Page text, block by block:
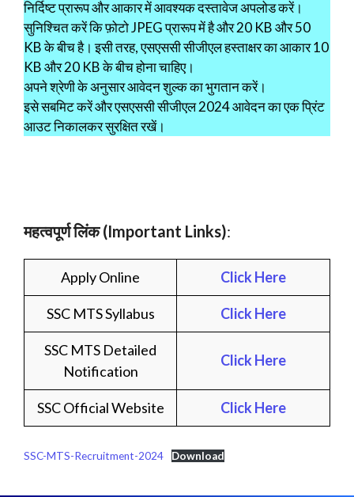
निर्दिष्ट प्रारूप और आकार में आवश्यक दस्तावेज अपलोड करें।
सुनिश्चित करें कि फ़ोटो JPEG प्रारूप में है और 20 KB और 50
KB के बीच है। इसी तरह, एसएससी सीजीएल हस्ताक्षर का आकार 10
KB और 20 KB के बीच होना चाहिए।
अपने श्रेणी के अनुसार आवेदन शुल्क का भुगतान करें।
इसे सबमिट करें और एसएससी सीजीएल 2024 आवेदन का एक प्रिंट
आउट निकालकर सुरक्षित रखें।
महत्वपूर्ण लिंक (Important Links):
Apply Online Click Here
SSC MTS Syllabus Click Here
SSC MTS Detailed
Notification
Click Here
SSC Official Website Click Here
SSC-MTS-Recruitment-2024 Download